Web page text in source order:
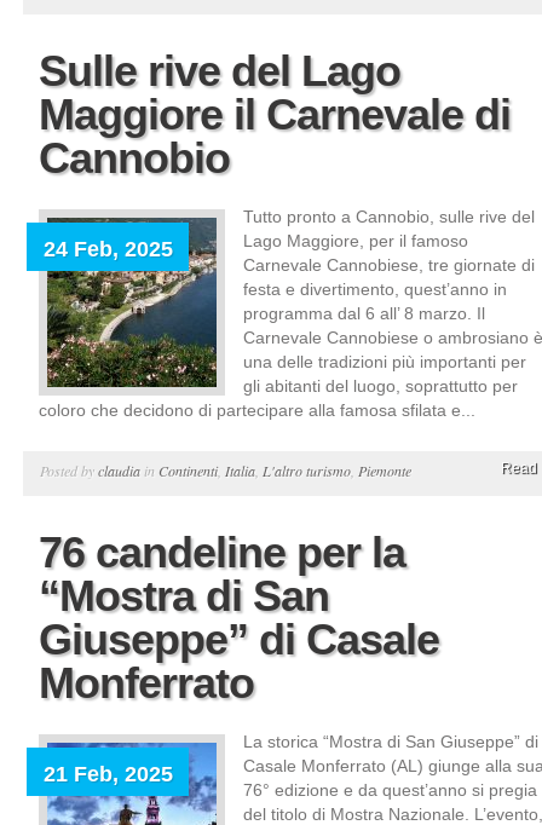
Sulle rive del Lago
Maggiore il Carnevale di
Cannobio
24 Feb, 2025
Tutto pronto a Cannobio, sulle rive del
Lago Maggiore, per il famoso
Carnevale Cannobiese, tre giornate di
festa e divertimento, quest’anno in
programma dal 6 all’ 8 marzo. Il
Carnevale Cannobiese o ambrosiano è
una delle tradizioni più importanti per
gli abitanti del luogo, soprattutto per
coloro che decidono di partecipare alla famosa sfilata e...
Posted byclaudia in Continenti, Italia L'altro turismo Piemonte Read
76 candeline per la
“Mostra di San
Giuseppe” di Casale
Monferrato
21 Feb, 2025
La storica “Mostra di San Giuseppe” di
Casale Monferrato (AL) giunge alla
76° edizione e da quest’anno si pregia
del titolo di Mostra Nazionale. L’evento,